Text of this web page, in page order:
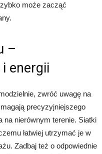
może zacząć
–
energii
zwróć uwagę na
precyzyjniejszego
na nierównym terenie. Siatki
łatwiej utrzymać je w
Zadbaj też o odpowiednie